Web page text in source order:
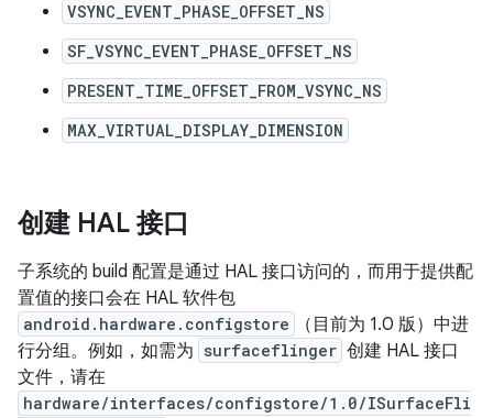
VSYNC_EVENT_PHASE_OFFSET_NS
SF_VSYNC_EVENT_PHASE_OFFSET_NS
PRESENT_TIME_OFFSET_FROM_VSYNC_NS
MAX_VIRTUAL_DISPLAY_DIMENSION
创建 HAL 接口
子系统的 build 配置是通过 HAL 接口访问的，而用于提供配
置值的接口会在 HAL 软件包
android.hardware.configstore
（目前为 1.0 版）中进
行分组。例如，如需为 surfaceflinger 创建 HAL 接口
文件，请在
hardware/interfaces/configstore/1.0/ISurfaceFli